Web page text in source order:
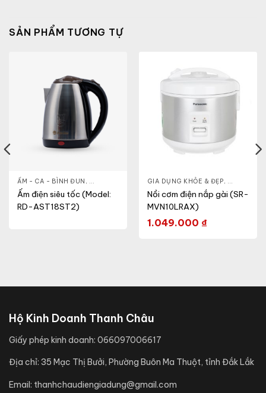
SẢN PHẨM TƯƠNG TỰ
ẤM - CA - BÌNH ĐUN , GIA DỤNG KHỎE & ĐẸP,NỒI - ẤM - CA - BÌNH
Ấm điện siêu tốc (Model:
RD-AST18ST2)
GIA DỤNG KHỎE & ĐẸP, NỒI - ẤM -
Nồi cơm điện nắp gài (SR-
MVN10LRAX)
1.049.000 ₫
,LÒ VI SÓNG
Hộ Kinh Doanh Thanh Châu
Giấy phép kinh doanh: 066097006617
Địa chỉ: 35 Mạc Thị Bưởi, Phường Buôn Ma Thuột, tỉnh Đắk Lắk
Email: thanhchaudiengiadung@gmail.com